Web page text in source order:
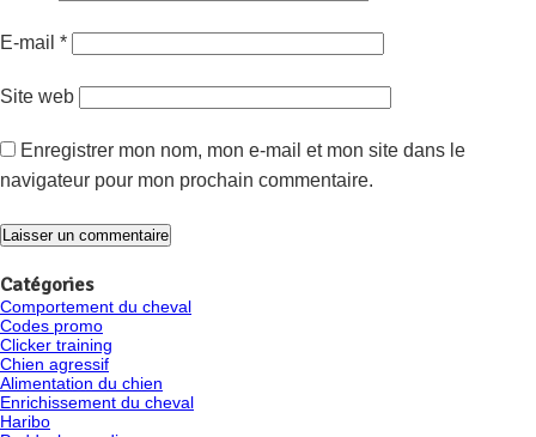
E-mail *
Site web
Enregistrer mon nom, mon e-mail et mon site dans le
navigateur pour mon prochain commentaire.
Catégories
Comportement du cheval
Codes promo
Clicker training
Chien agressif
Alimentation du chien
Enrichissement du cheval
Haribo